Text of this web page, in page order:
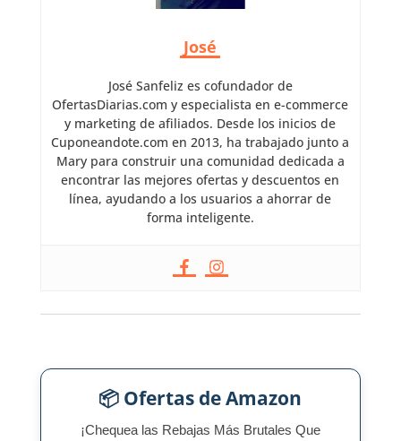
José
José Sanfeliz es cofundador de
OfertasDiarias.com y especialista en e-commerce
y marketing de afiliados. Desde los inicios de
Cuponeandote.com en 2013, ha trabajado junto a
Mary para construir una comunidad dedicada a
encontrar las mejores ofertas y descuentos en
línea, ayudando a los usuarios a ahorrar de
forma inteligente.
📦 Ofertas de Amazon
¡Chequea las Rebajas Más Brutales Que